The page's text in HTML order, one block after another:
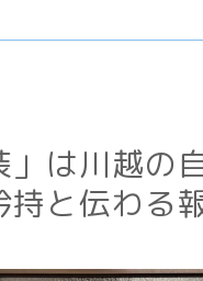
」は川越の
持と伝わる